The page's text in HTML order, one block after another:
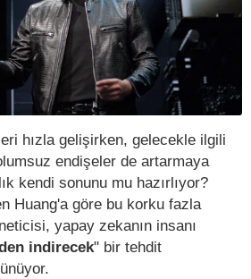
hızla gelişirken, gelecekle ilgili
endişeler de artarmaya
kendi sonunu mu hazırlıyor?
Huang'a göre bu korku fazla
yapay zekanın insanı
indirecek" bir tehdit